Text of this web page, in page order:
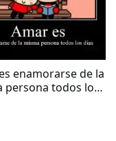
enamorarse de la
persona todos los